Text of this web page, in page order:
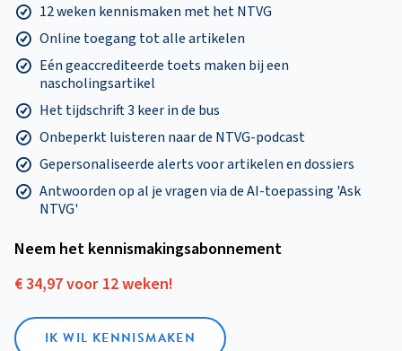
12 weken kennismaken met het NTVG
Online toegang tot alle artikelen
Eén geaccrediteerde toets maken bij een
nascholingsartikel
Het tijdschrift 3 keer in de bus
Onbeperkt luisteren naar de NTVG-podcast
Gepersonaliseerde alerts voor artikelen en dossiers
Antwoorden op al je vragen via de AI-toepassing 'Ask
NTVG'
Neem het kennismakings­abonnement
€ 34,97 voor 12 weken!
IK WIL KENNISMAKEN